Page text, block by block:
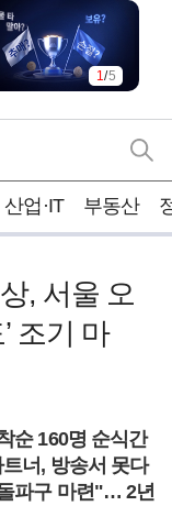
1/5
산업·IT 부동산
, 서울 오
조기 마
순 160명 순식간
너, 방송서 못다
파구 마련"… 2년